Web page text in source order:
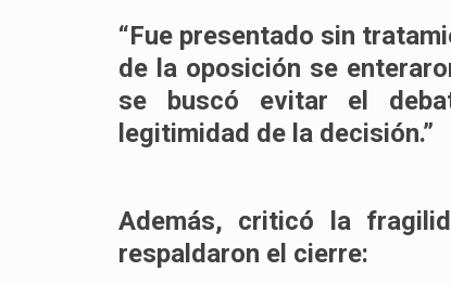
“Fue presentado sin
de la oposición se
se buscó evitar el
legitimidad de la decisión.”
Además, criticó la
respaldaron el cierre: